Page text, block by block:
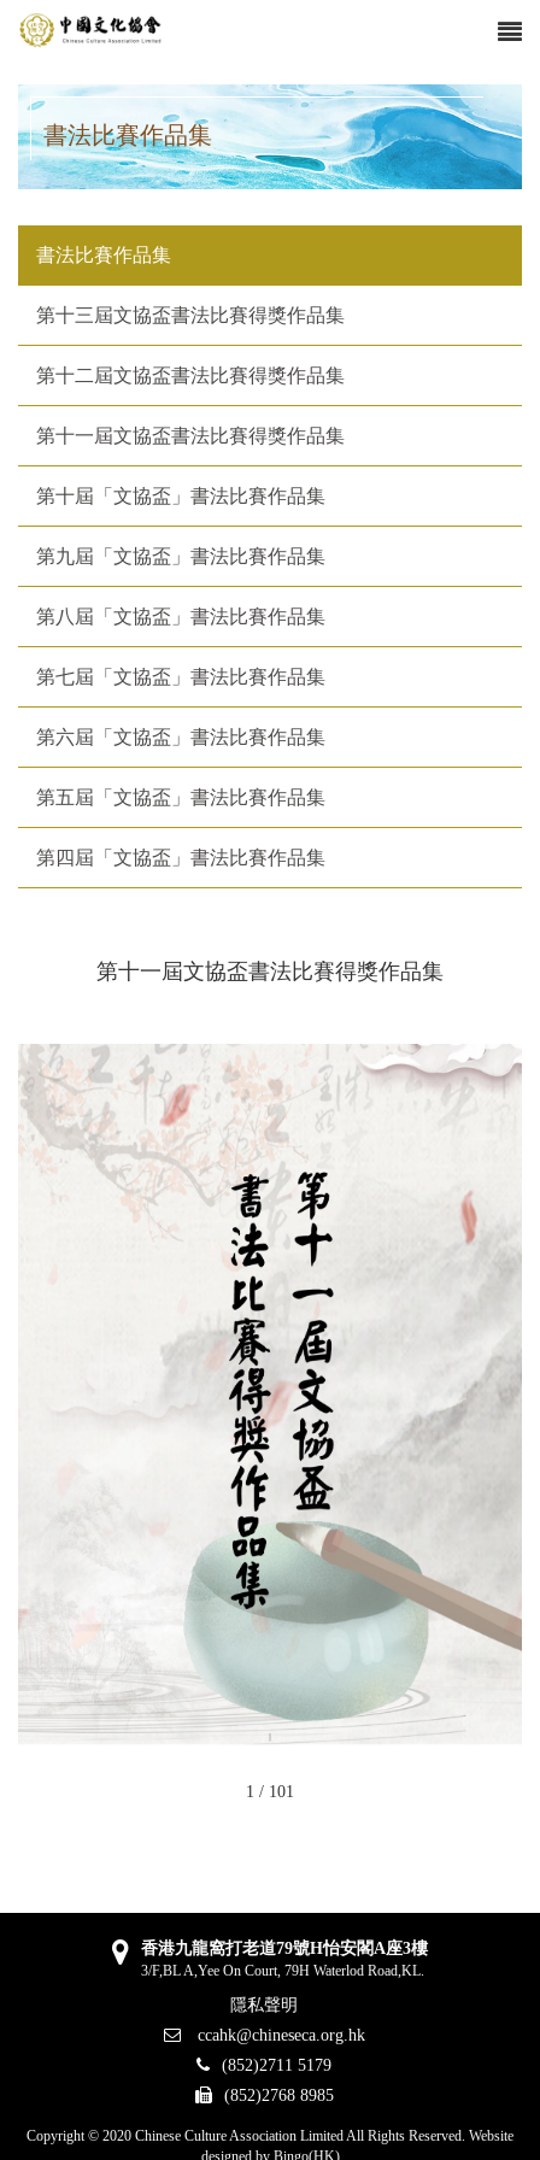
書法比賽作品集
書法比賽作品集
第十三屆文協盃書法比賽得獎作品集
第十二屆文協盃書法比賽得獎作品集
第十一屆文協盃書法比賽得獎作品集
第十屆「文協盃」書法比賽作品集
第九屆「文協盃」書法比賽作品集
第八屆「文協盃」書法比賽作品集
第七屆「文協盃」書法比賽作品集
第六屆「文協盃」書法比賽作品集
第五屆「文協盃」書法比賽作品集
第四屆「文協盃」書法比賽作品集
第十一屆文協盃書法比賽得獎作品集
1 / 101
香港九龍窩打老道79號H怡安閣A座3樓
3/F,BL A,Yee On Court, 79H Waterlod Road,KL.
隱私聲明
ccahk@chineseca.org.hk
(852)2711 5179
(852)2768 8985
Copyright © 2020 Chinese Culture Association Limited All Rights Reserved. Website